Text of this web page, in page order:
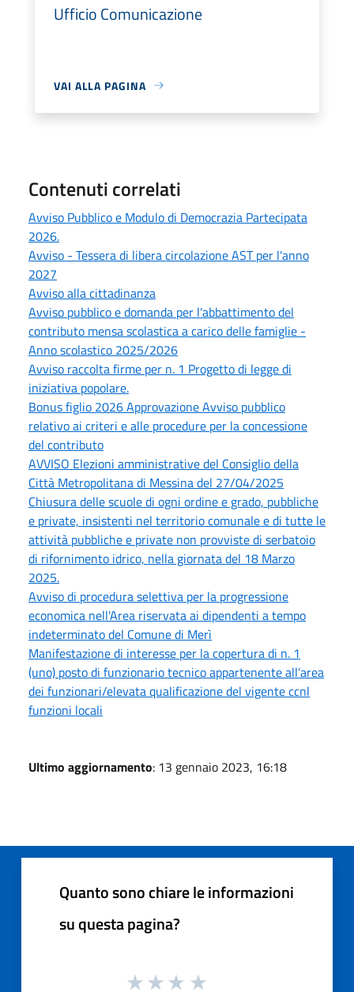
Ufficio Comunicazione
VAI ALLA PAGINA
Contenuti correlati
Avviso Pubblico e Modulo di Democrazia Partecipata
2026.
Avviso - Tessera di libera circolazione AST per l'anno
2027
Avviso alla cittadinanza
Avviso pubblico e domanda per l'abbattimento del
contributo mensa scolastica a carico delle famiglie -
Anno scolastico 2025/2026
Avviso raccolta firme per n. 1 Progetto di legge di
iniziativa popolare.
Bonus figlio 2026 Approvazione Avviso pubblico
relativo ai criteri e alle procedure per la concessione
del contributo
AVVISO Elezioni amministrative del Consiglio della
Città Metropolitana di Messina del 27/04/2025
Chiusura delle scuole di ogni ordine e grado, pubbliche
e private, insistenti nel territorio comunale e di tutte le
attività pubbliche e private non provviste di serbatoio
di rifornimento idrico, nella giornata del 18 Marzo
2025.
Avviso di procedura selettiva per la progressione
economica nell'Area riservata ai dipendenti a tempo
indeterminato del Comune di Merì
Manifestazione di interesse per la copertura di n. 1
(uno) posto di funzionario tecnico appartenente all’area
dei funzionari/elevata qualificazione del vigente ccnl
funzioni locali
Ultimo aggiornamento: 13 gennaio 2023, 16:18
Quanto sono chiare le informazioni
su questa pagina?